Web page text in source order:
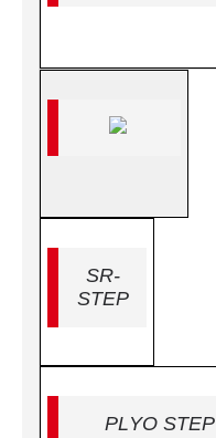
SR-
STEP
PLYO STEP